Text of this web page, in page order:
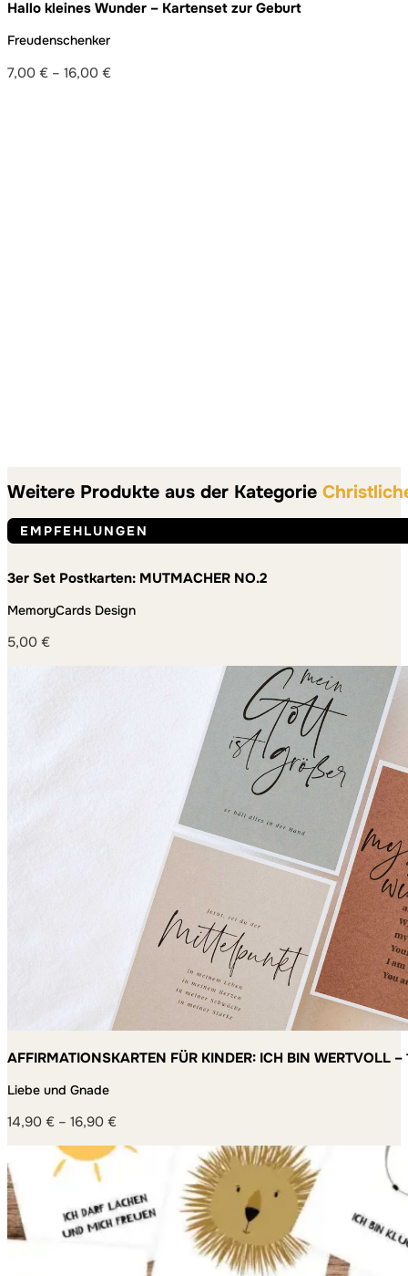
Hallo kleines Wunder – Kartenset zur Geburt
Freudenschenker
7,00 € – 16,00 €
Weitere Produkte aus der Kategorie
EMPFEHLUNGEN
3er Set Postkarten: MUTMACHER NO.2
MemoryCards Design
5,00 €
AFFIRMATIONSKARTEN FÜR KINDER: ICH BIN WERTVOLL
Liebe und Gnade
14,90 € – 16,90 €
14,90 €
16,90 €